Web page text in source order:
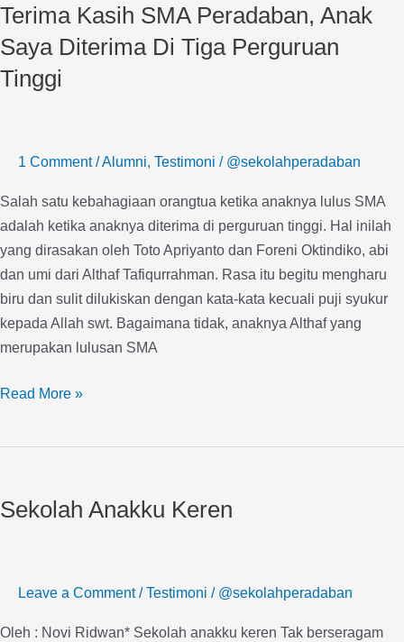
Terima Kasih SMA Peradaban, Anak
Saya Diterima Di Tiga Perguruan
Tinggi
1 Comment /Alumni, Testimoni / @sekolahperadaban
Salah satu kebahagiaan orangtua ketika anaknya lulus SMA
adalah ketika anaknya diterima di perguruan tinggi. Hal inilah
yang dirasakan oleh Toto Apriyanto dan Foreni Oktindiko, abi
dan umi dari Althaf Tafiqurrahman. Rasa itu begitu mengharu
biru dan sulit dilukiskan dengan kata-kata kecuali puji syukur
kepada Allah swt. Bagaimana tidak, anaknya Althaf yang
merupakan lulusan SMA
SMA
Peradaban,
Anak
Saya
Tiga
Tinggi
Read More »
Sekolah Anakku Keren
Leave a Comment /Testimoni / @sekolahperadaban
Oleh : Novi Ridwan* Sekolah anakku keren Tak berseragam
Keren